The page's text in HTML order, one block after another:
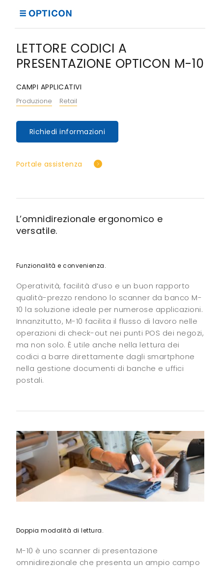
LETTORE CODICI A
PRESENTAZIONE OPTICON M-10
CAMPI APPLICATIVI
Produzione Retail
Richiedi informazioni
Portale assistenza
L’omnidirezionale ergonomico e
versatile.
Funzionalità e convenienza.
Operatività, facilità d’uso e un buon rapporto
qualità-prezzo rendono lo scanner da banco M-
10 la soluzione ideale per numerose applicazioni.
Innanzitutto, M-10 facilita il flusso di lavoro nelle
operazioni di check-out nei punti POS dei negozi,
ma non solo. È utile anche nella lettura dei
codici a barre direttamente dagli smartphone
nella gestione documenti di banche e uffici
postali.
Doppia modalità di lettura.
M-10 è uno scanner di presentazione
omnidirezionale che presenta un ampio campo